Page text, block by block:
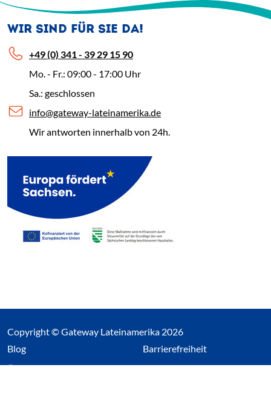
WIR SIND FÜR SIE DA!
+49 (0) 341 - 39 29 15 90
Mo. - Fr.: 09:00 - 17:00 Uhr
Sa.: geschlossen
info@gateway-lateinamerika.de
Wir antworten innerhalb von 24h.
Copyright © Gateway Lateinamerika 2026
Blog(Link öffnet einen neuen Tab)
Über uns
Barrierefreiheit
Impressum